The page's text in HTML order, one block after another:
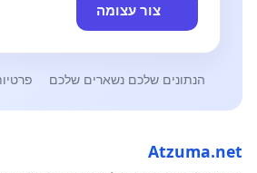
צור עצומה
הנתונים שלכם נשארים שלכם
Atzuma.net